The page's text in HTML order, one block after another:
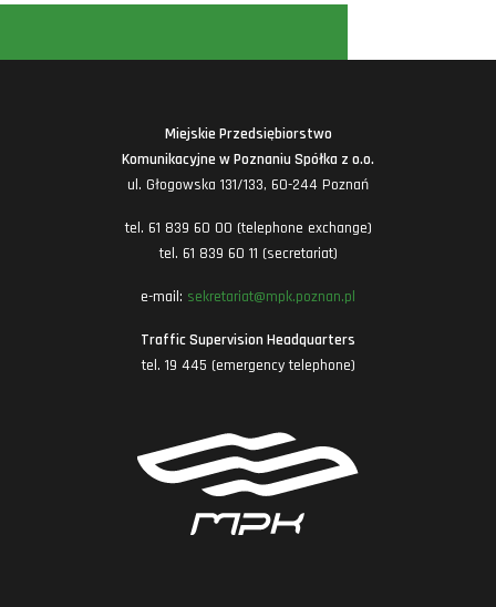
Miejskie Przedsiębiorstwo
Komunikacyjne w Poznaniu Spółka z o.o.
ul. Głogowska 131/133, 60-244 Poznań
tel. 61 839 60 00 (telephone exchange)
tel. 61 839 60 11 (secretariat)
e-mail: sekretariat@mpk.poznan.pl
Traffic Supervision Headquarters
tel. 19 445 (emergency telephone)